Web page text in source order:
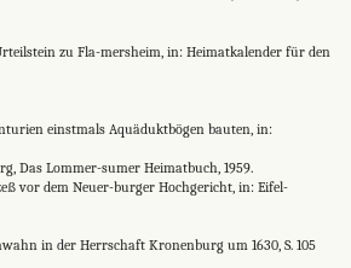
zu Fla-mersheim, in: Heimatkalender für den
einstmals Aquäduktbögen bauten, in:
Das Lommer-sumer Heimatbuch, 1959.
vor dem Neuer-burger Hochgericht, in: Eifel-
in der Herrschaft Kronenburg um 1630, S. 105